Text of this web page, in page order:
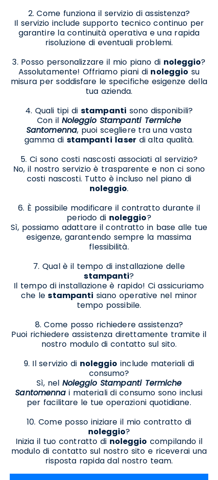
2. Come funziona il servizio di assistenza?
Il servizio include supporto tecnico continuo per
garantire la continuità operativa e una rapida
risoluzione di eventuali problemi.
3. Posso personalizzare il mio piano di noleggio?
Assolutamente! Offriamo piani di noleggio su
misura per soddisfare le specifiche esigenze della
tua azienda.
4. Quali tipi distampanti sono disponibili?
Con il Noleggio Stampanti Termiche
Santomenna, puoi scegliere tra una vasta
gamma di stampanti laserdi alta qualità.
5. Ci sono costi nascosti associati al servizio?
No, il nostro servizio è trasparente e non ci sono
costi nascosti. Tutto è incluso nel piano di
noleggio.
6. È possibile modificare il contratto durante il
periodo di noleggio?
Sì, possiamo adattare il contratto in base alle tue
esigenze, garantendo sempre la massima
flessibilità.
7. Qual è il tempo di installazione delle
stampanti?
Il tempo di installazione è rapido! Ci assicuriamo
che lestampanti siano operative nel minor
tempo possibile.
8. Come posso richiedere assistenza?
Puoi richiedere assistenza direttamente tramite il
nostro modulo di contatto sul sito.
9. Il servizio di noleggio include materiali di
consumo?
Sì, nel Noleggio Stampanti Termiche
Santomenna i materiali di consumo sono inclusi
per facilitare le tue operazioni quotidiane.
10. Come posso iniziare il mio contratto di
noleggio?
Inizia il tuo contratto di noleggio compilando il
modulo di contatto sul nostro sito e riceverai una
risposta rapida dal nostro team.